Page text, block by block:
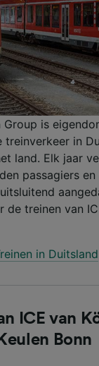
Group is
treinverkeer in
land. Elk jaar
passagiers
de treinen van
in Duitsland
ICE van
Bonn